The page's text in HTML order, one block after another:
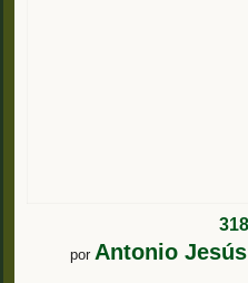
por Antonio